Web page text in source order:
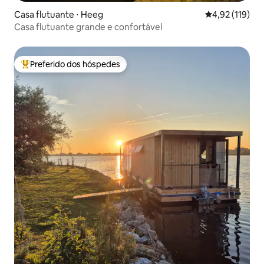
Casa flutuante ⋅ Heeg 4,92 de uma
4,92 (119)
Casa flutuante grande e confortável
Entre os melhores preferidos dos hóspedes
Preferido dos hóspedes